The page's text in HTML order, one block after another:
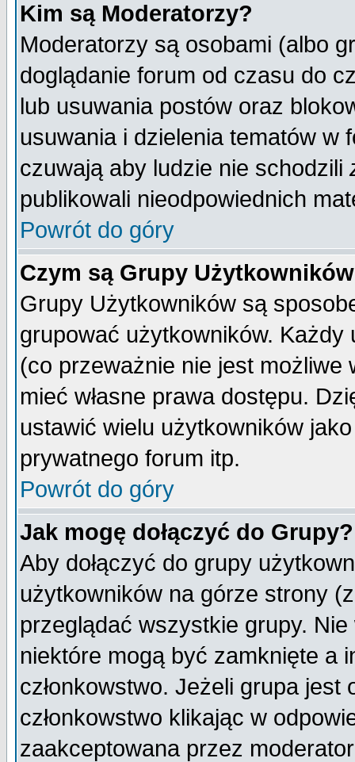
Kim są Moderatorzy?
Moderatorzy są osobami (albo
doglądanie forum od czasu do
lub usuwania postów oraz
usuwania i dzielenia tematów w
czuwają aby ludzie nie schodzili
publikowali nieodpowiednich
Powrót do góry
Czym są Grupy
Grupy Użytkowników są
grupować użytkowników.
(co przeważnie nie jest
mieć własne prawa dostępu.
ustawić wielu użytkowników
prywatnego forum itp.
Powrót do góry
Jak mogę dołączyć do Grupy?
Aby dołączyć do grupy
użytkowników na górze strony
przeglądać wszystkie grupy.
niektóre mogą być zamknięte a
członkowstwo. Jeżeli grupa
członkowstwo klikając w
zaakceptowana przez